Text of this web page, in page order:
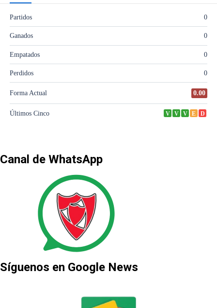
Canal de WhatsApp
Síguenos en Google News